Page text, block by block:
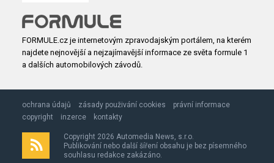
FORMULE.cz je internetovým zpravodajským portálem, na kterém
najdete nejnovější a nejzajímavější informace ze světa formule 1
a dalších automobilových závodů.
ochrana údajů zásady použivání cookies
právní informace
copyright
inzerce kontakty
Copyright 2026 Automedia News, s.r.o.
Publikování nebo další šíření obsahu je bez písemného
souhlasu redakce zakázáno.